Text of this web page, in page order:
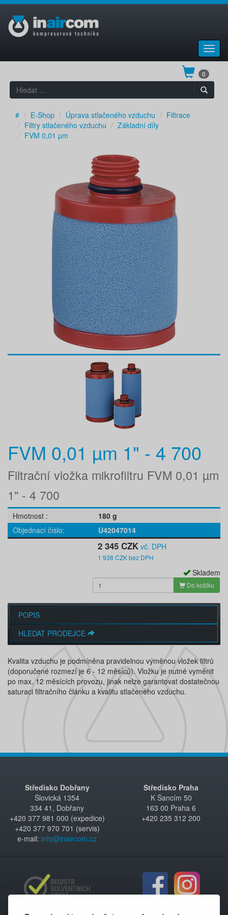
0
# E-Shop Úprava stlačeného vzduchu
Filtrace
Filtry stlačeného vzduchu
Základní díly
FVM 0,01 µm
FVM 0,01 µm 1" - 4 700
Filtrační vložka mikrofiltru FVM 0,01 µm
1" - 4 700
Hmotnost
180 g
Objednací číslo
U42047014
2 345 CZK vč. DPH
1 938 CZK bez DPH
Skladem
Do košíku
POPIS
HLEDAT PRODEJCE
Kvalita vzduchu je podmíněna pravidelnou výměnou vložek filtrů
(doporučené rozmezí je 6 - 12 měsíců). Vložku je nutné vyměnit
po max. 12 měsících provozu, jinak nelze garantovat dostatečnou
saturaci filtračního článku a kvalitu stlačeného vzduchu.
Středisko Dobřany
Šlovická 1354
334 41, Dobřany
+420 377 981 000 (expedice)
+420 377 970 701 (servis)
e-mail: info@inaircom.cz
Středisko Praha
K Šancím 50
163 00 Praha 6
+420 235 312 200